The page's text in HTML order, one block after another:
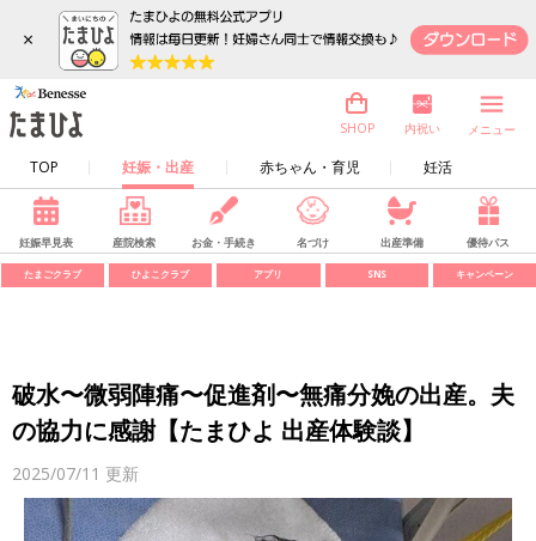
×
TOP 妊娠・出産 赤ちゃん・育児 妊活
SHOP 内祝い メニュー
妊娠早見表 産院検索 お金・手続き 名づけ 出産準備 優待パス
たまごクラブ ひよこクラブ アプリ SNS キャンペーン
破水〜微弱陣痛〜促進剤〜無痛分娩の出産。夫
の協力に感謝【たまひよ 出産体験談】
2025/07/11 更新